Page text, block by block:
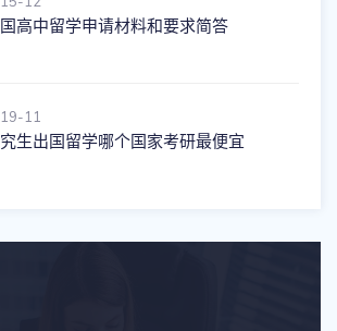
高中留学申请材料和要求简答
19-11
生出国留学哪个国家考研最便宜